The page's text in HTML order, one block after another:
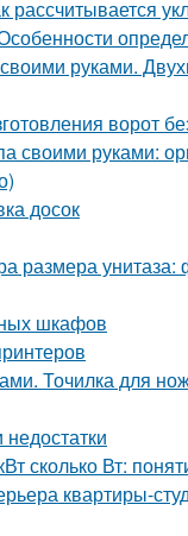
руками.
ворот
своими руками:
досок
размера унитаза:
шкафов
Точилка для
сколько Вт:
квартиры-